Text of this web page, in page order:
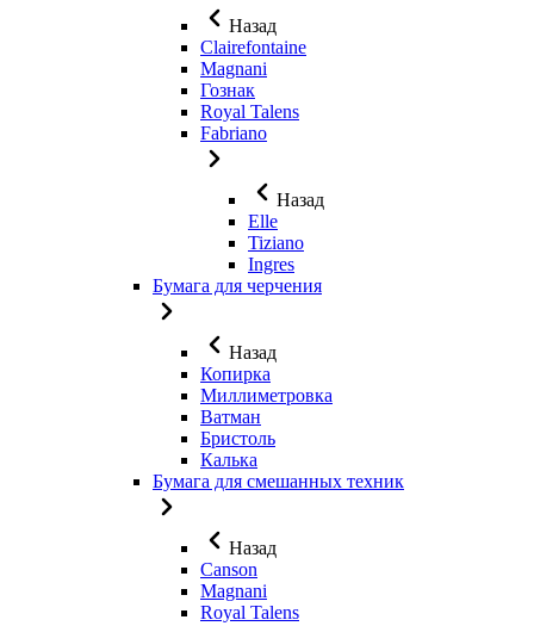
Назад
Clairefontaine
Magnani
Гознак
Royal Talens
Fabriano
Назад
Elle
Tiziano
Ingres
Бумага для черчения
Назад
Копирка
Миллиметровка
Ватман
Бристоль
Калька
Бумага для смешанных техник
Назад
Canson
Magnani
Royal Talens